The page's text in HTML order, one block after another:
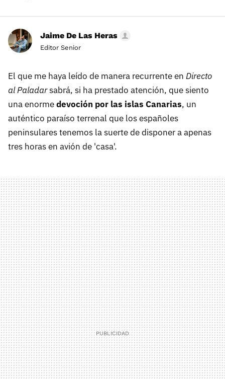
Jaime De Las Heras
Editor Senior
El que me haya leído de manera recurrente en Directo
al Paladarsabrá, si ha prestado atención, que siento
una enormedevoción por las islas Canarias, un
auténtico paraíso terrenal que los españoles
peninsulares tenemos la suerte de disponer a apenas
tres horas en avión de 'casa'.